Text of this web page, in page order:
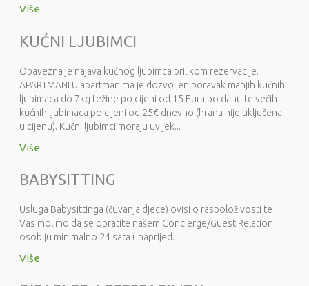
Više
KUĆNI LJUBIMCI
Obavezna je najava kućnog ljubimca prilikom rezervacije.
APARTMANI U apartmanima je dozvoljen boravak manjih kućnih
ljubimaca do 7kg težine po cijeni od 15 Eura po danu te većih
kućnih ljubimaca po cijeni od 25€ dnevno (hrana nije uključena
u cijenu). Kućni ljubimci moraju uvijek...
Više
BABYSITTING
Usluga Babysittinga (čuvanja djece) ovisi o raspoloživosti te
Vas molimo da se obratite našem Concierge/Guest Relation
osoblju minimalno 24 sata unaprijed.
Više